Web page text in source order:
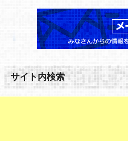
サイト内検索